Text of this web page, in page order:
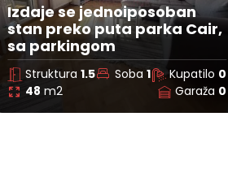
Izdaje se jednoiposoban
stan preko puta parka Cair,
sa parkingom
Struktura1.5 Soba 1 Kupatilo 0
48 m2 Garaža 0